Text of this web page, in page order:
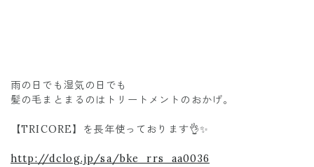
雨の日でも湿気の日でも
髪の毛まとまるのはトリートメントのおかげ。
【TRICORE】を長年使っております👌✨
http://dclog.jp/sa/bke_rrs_aa0036